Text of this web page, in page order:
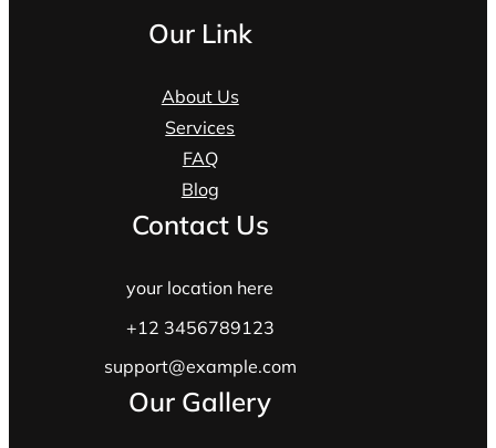
Our Link
About Us
Services
FAQ
Blog
Contact Us
your location here
+12 3456789123
support@example.com
Our Gallery